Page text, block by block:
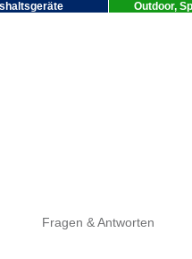
Outdoor,
Fragen & Antworten